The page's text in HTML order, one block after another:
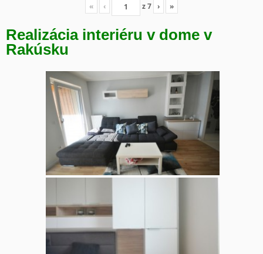
« ‹ z7 › »
Realizácia interiéru v dome v
Rakúsku